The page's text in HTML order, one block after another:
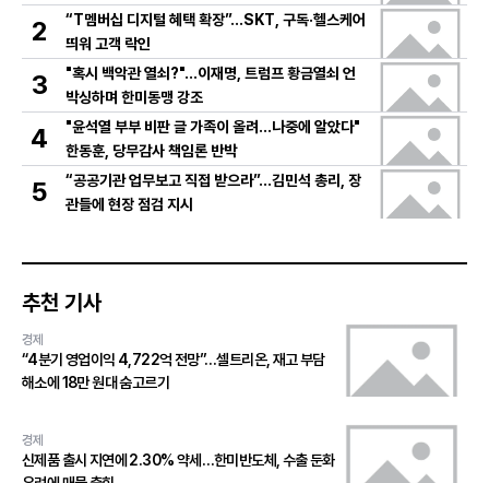
2
“T멤버십 디지털 혜택 확장”…SKT, 구독·헬스케어
띄워 고객 락인
3
"혹시 백악관 열쇠?"…이재명, 트럼프 황금열쇠 언
박싱하며 한미동맹 강조
4
"윤석열 부부 비판 글 가족이 올려…나중에 알았다"
한동훈, 당무감사 책임론 반박
5
“공공기관 업무보고 직접 받으라”…김민석 총리, 장
관들에 현장 점검 지시
추천 기사
경제
“4분기 영업이익 4,722억 전망”…셀트리온, 재고 부담
해소에 18만 원대 숨고르기
경제
신제품 출시 지연에 2.30% 약세…한미반도체, 수출 둔화